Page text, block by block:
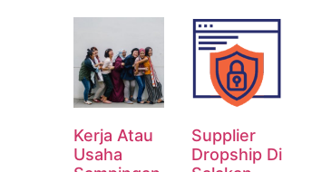
Kerja Atau
Usaha
Supplier
Dropship Di